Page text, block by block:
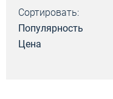
Сортировать:
Популярность
Цена